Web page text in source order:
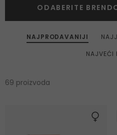
NAJPRODAVANIJI
NAJVEĆI
69 proizvoda
ODABERITE